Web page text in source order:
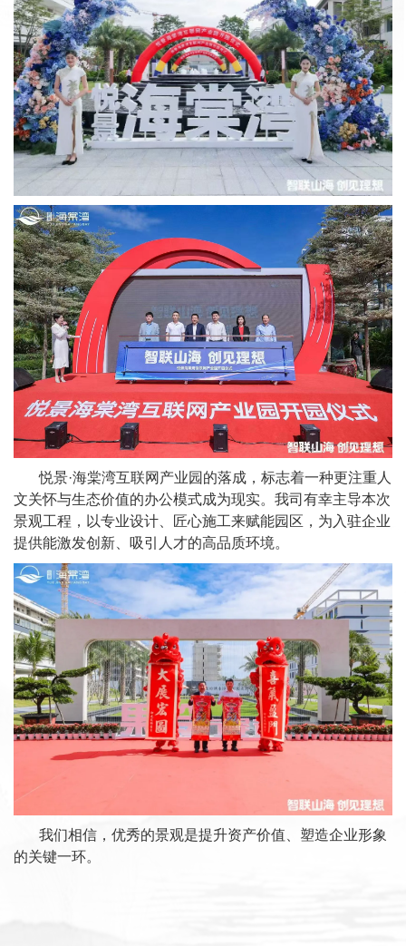
悦景·海棠湾互联网产业园的落成，标志着一种更注重人
文关怀与生态价值的办公模式成为现实。我司有幸主导本次
景观工程，以专业设计、匠心施工来赋能园区，为入驻企业
提供能激发创新、吸引人才的高品质环境。
我们相信，优秀的景观是提升资产价值、塑造企业形象
的关键一环。